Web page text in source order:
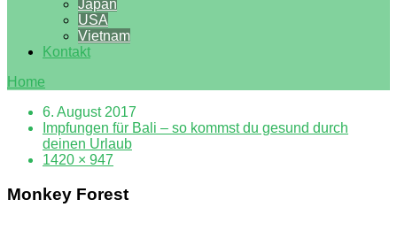
Japan
USA
Vietnam
Kontakt
Home
6. August 2017
Impfungen für Bali – so kommst du gesund durch
deinen Urlaub
1420 × 947
Monkey Forest